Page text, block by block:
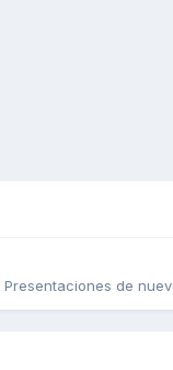
Presentaciones de